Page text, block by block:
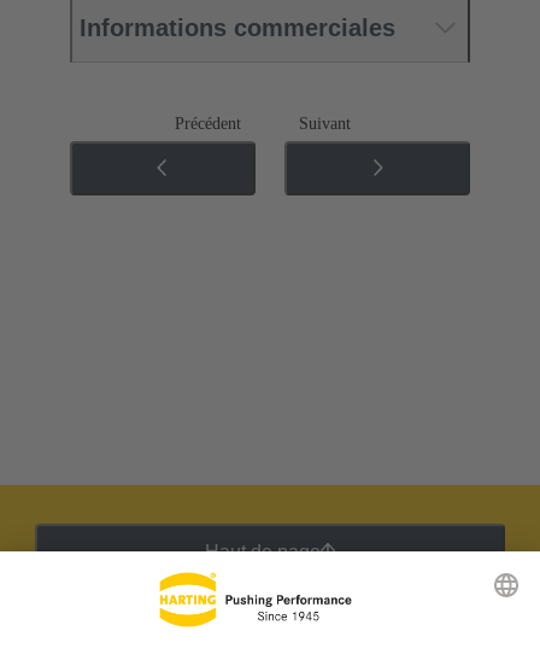
Informations commerciales
Précédent Suivant
Haut de page